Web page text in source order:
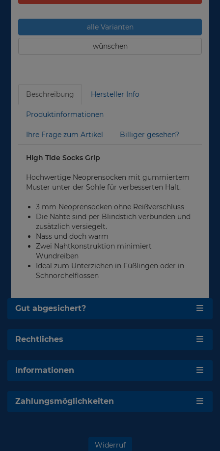
alle Varianten
wünschen
Beschreibung Hersteller Info
Produktinformationen
Ihre Frage zum Artikel Billiger gesehen?
High Tide Socks Grip
Hochwertige Neoprensocken mit gummiertem
Muster unter der Sohle für verbesserten Halt.
3 mm Neoprensocken ohne Reißverschluss
Die Nähte sind per Blindstich verbunden und
zusätzlich versiegelt.
Nass und doch warm
Zwei Nahtkonstruktion minimiert
Wundreiben
Ideal zum Unterziehen in Füßlingen oder in
Schnorchelflossen
Gut abgesichert?
Rechtliches
Informationen
Zahlungsmöglichkeiten
Widerruf